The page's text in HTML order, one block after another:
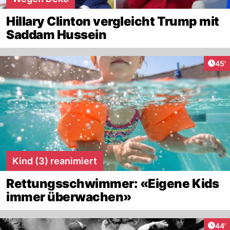
Hillary Clinton vergleicht Trump mit
Saddam Hussein
45'
Kind (3) reanimiert
Rettungsschwimmer: «Eigene Kids
immer überwachen»
44'